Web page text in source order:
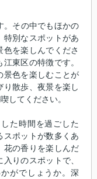
。その中でもほかの
特別なスポットがあ
を楽しんでくださ
東区の特徴です。
景色を楽しむことが
散歩、夜景を楽し
してください。
た時間を過ごした
スポットが数多くあ
花の香りを楽しんだ
りのスポットで、
がでしょうか。深